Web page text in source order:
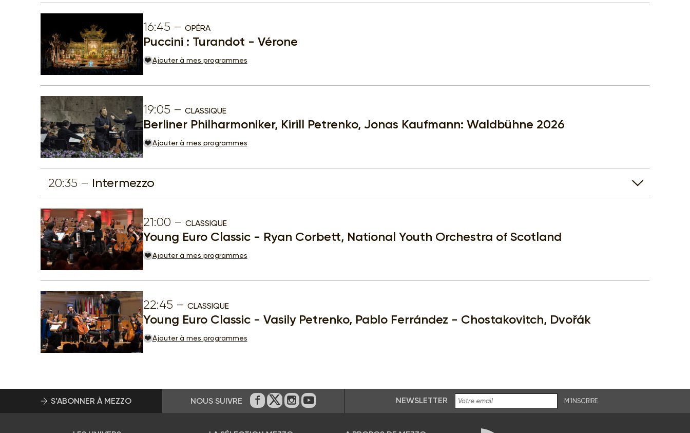
16:45 OPÉRA
Puccini : Turandot - Vérone
Ajouter à mes programmes
19:05 CLASSIQUE
Berliner Philharmoniker, Kirill Petrenko, Jonas Kaufmann: Waldbühne 2026
Ajouter à mes programmes
20:35 Intermezzo
21:00 CLASSIQUE
Young Euro Classic - Ryan Corbett, National Youth Orchestra of Scotland
Ajouter à mes programmes
22:45 CLASSIQUE
Young Euro Classic - Vasily Petrenko, Pablo Ferrández - Chostakovitch, Dvořák
Ajouter à mes programmes
S’ABONNER À MEZZO NOUS SUIVRE Sur Facebook
Sur Twitter
Sur Instagram
Sur Youtube NEWSLETTER M'INSCRIRE